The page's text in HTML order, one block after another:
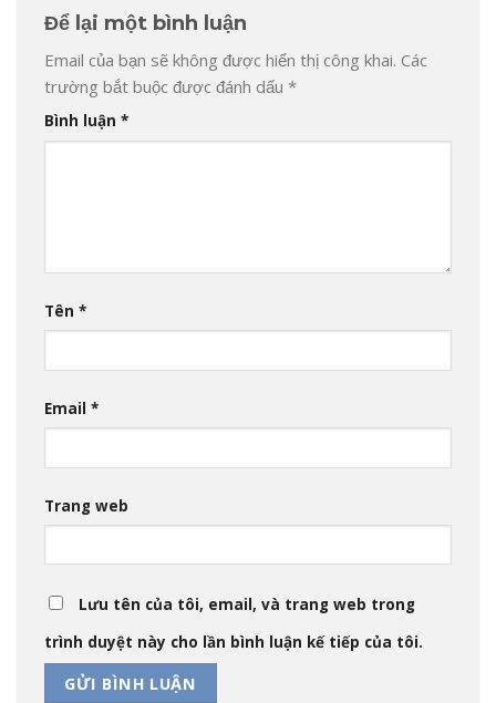
Để lại một bình luận
Email của bạn sẽ không được hiển thị công khai. Các
trường bắt buộc được đánh dấu *
Bình luận *
Tên *
Email *
Trang web
Lưu tên của tôi, email, và trang web trong
trình duyệt này cho lần bình luận kế tiếp của tôi.